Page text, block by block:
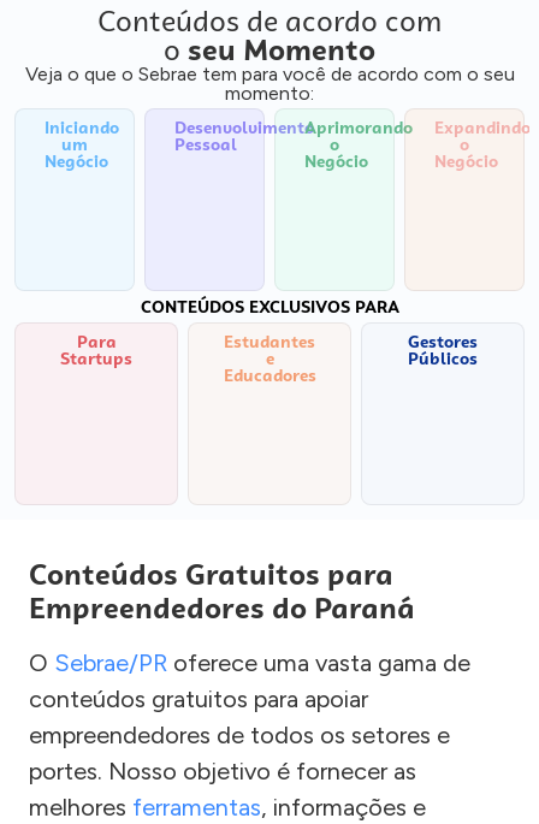
Conteúdos de acordo com
o seu Momento
Veja o que o Sebrae tem para você de acordo com o seu
momento:
Iniciando
um
Negócio
Desenvolvimento
Pessoal
Aprimorando
o
Negócio
Expandindo
o
Negócio
CONTEÚDOS EXCLUSIVOS PARA
Para
Startups
Estudantes
e
Educadores
Gestores
Públicos
Conteúdos Gratuitos para
Empreendedores do Paraná
O Sebrae/PR oferece uma vasta gama de
conteúdos gratuitos para apoiar
empreendedores de todos os setores e
portes. Nosso objetivo é fornecer as
melhores ferramentas, informações e